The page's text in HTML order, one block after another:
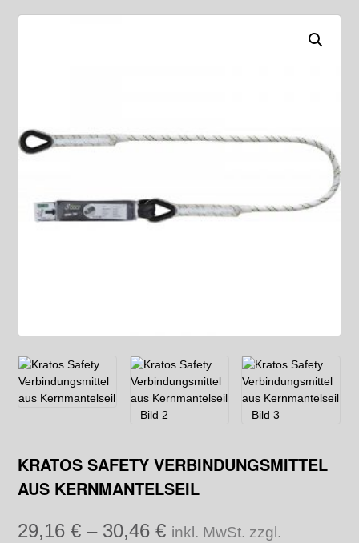
KRATOS SAFETY VERBINDUNGSMITTEL
AUS KERNMANTELSEIL
29,16 € – 30,46 € inkl. MwSt. zzgl.